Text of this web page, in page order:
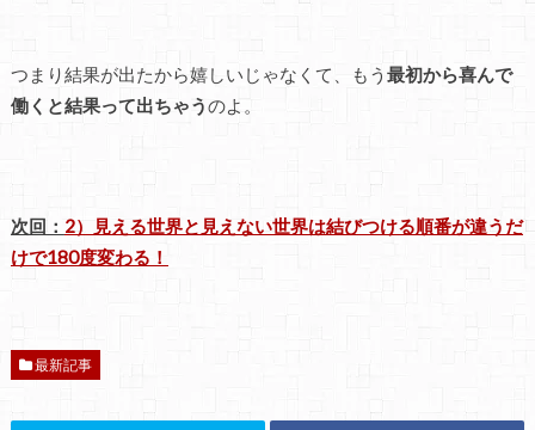
つまり結果が出たから嬉しいじゃなくて、もう 最初から喜んで
働くと結果って出ちゃうのよ。
次回： 2）見える世界と見えない世界は結びつける順番が違うだ
けで180度変わる！
最新記事